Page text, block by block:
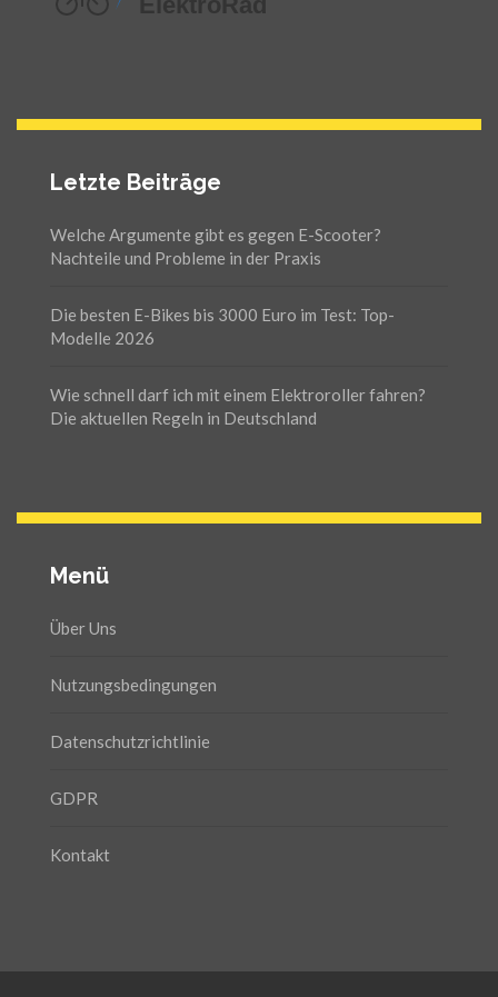
Letzte Beiträge
Welche Argumente gibt es gegen E-Scooter?
Nachteile und Probleme in der Praxis
Die besten E-Bikes bis 3000 Euro im Test: Top-
Modelle 2026
Wie schnell darf ich mit einem Elektroroller fahren?
Die aktuellen Regeln in Deutschland
Menü
Über Uns
Nutzungsbedingungen
Datenschutzrichtlinie
GDPR
Kontakt